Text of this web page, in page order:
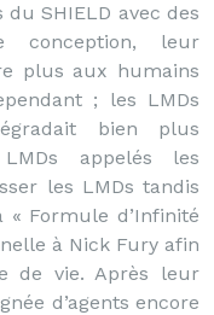
SHIELD avec des
conception, leur
plus aux humains
; les LMDs
bien plus
appelés les
les LMDs tandis
Formule d’Infinité
à Nick Fury afin
de vie. Après leur
d’agents encore